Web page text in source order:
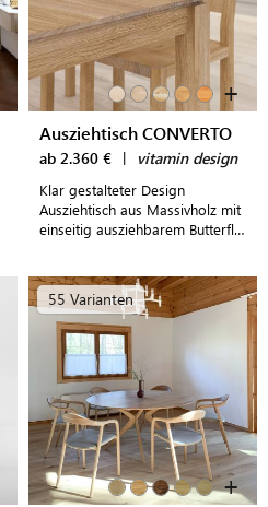
+
Ausziehtisch CONVERTO
ab 2.360 € | vitamin design
Klar gestalteter Design
Ausziehtisch aus Massivholz mit
einseitig ausziehbarem Butterfly-
55 Varianten
+